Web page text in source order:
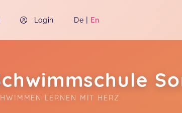
Login De | En
LERNEN MIT HERZ